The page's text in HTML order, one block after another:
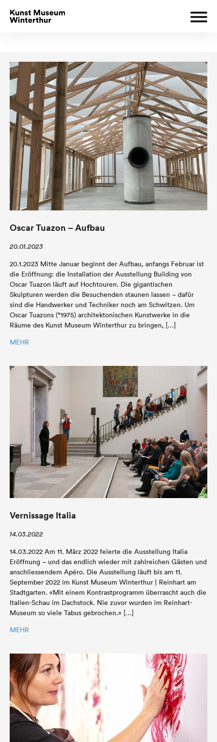
Oscar Tuazon – Aufbau
20.01.2023
20.1.2023 Mitte Januar beginnt der Aufbau, anfangs Februar ist
die Eröffnung: die Installation der Ausstellung Building von
Oscar Tuazon läuft auf Hochtouren. Die gigantischen
Skulpturen werden die Besuchenden staunen lassen – dafür
sind die Handwerker und Techniker noch am Schwitzen. Um
Oscar Tuazons (*1975) architektonischen Kunstwerke in die
Räume des Kunst Museum Winterthur zu bringen, […]
MEHR
Vernissage Italia
14.03.2022
14.03.2022 Am 11. März 2022 feierte die Ausstellung Italia
Eröffnung – und das endlich wieder mit zahlreichen Gästen und
anschliessendem Apéro. Die Ausstellung läuft bis am 11.
September 2022 im Kunst Museum Winterthur | Reinhart am
Stadtgarten. «Mit einem Kontrastprogramm überrascht auch die
Italien-Schau im Dachstock. Nie zuvor wurden im Reinhart-
Museum so viele Tabus gebrochen.» […]
MEHR